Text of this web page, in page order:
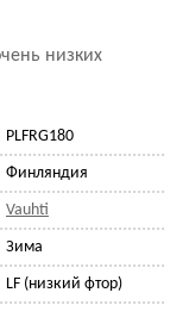
низких
PLFRG180
Финляндия
Vauhti
Зима
LF (низкий фтор)